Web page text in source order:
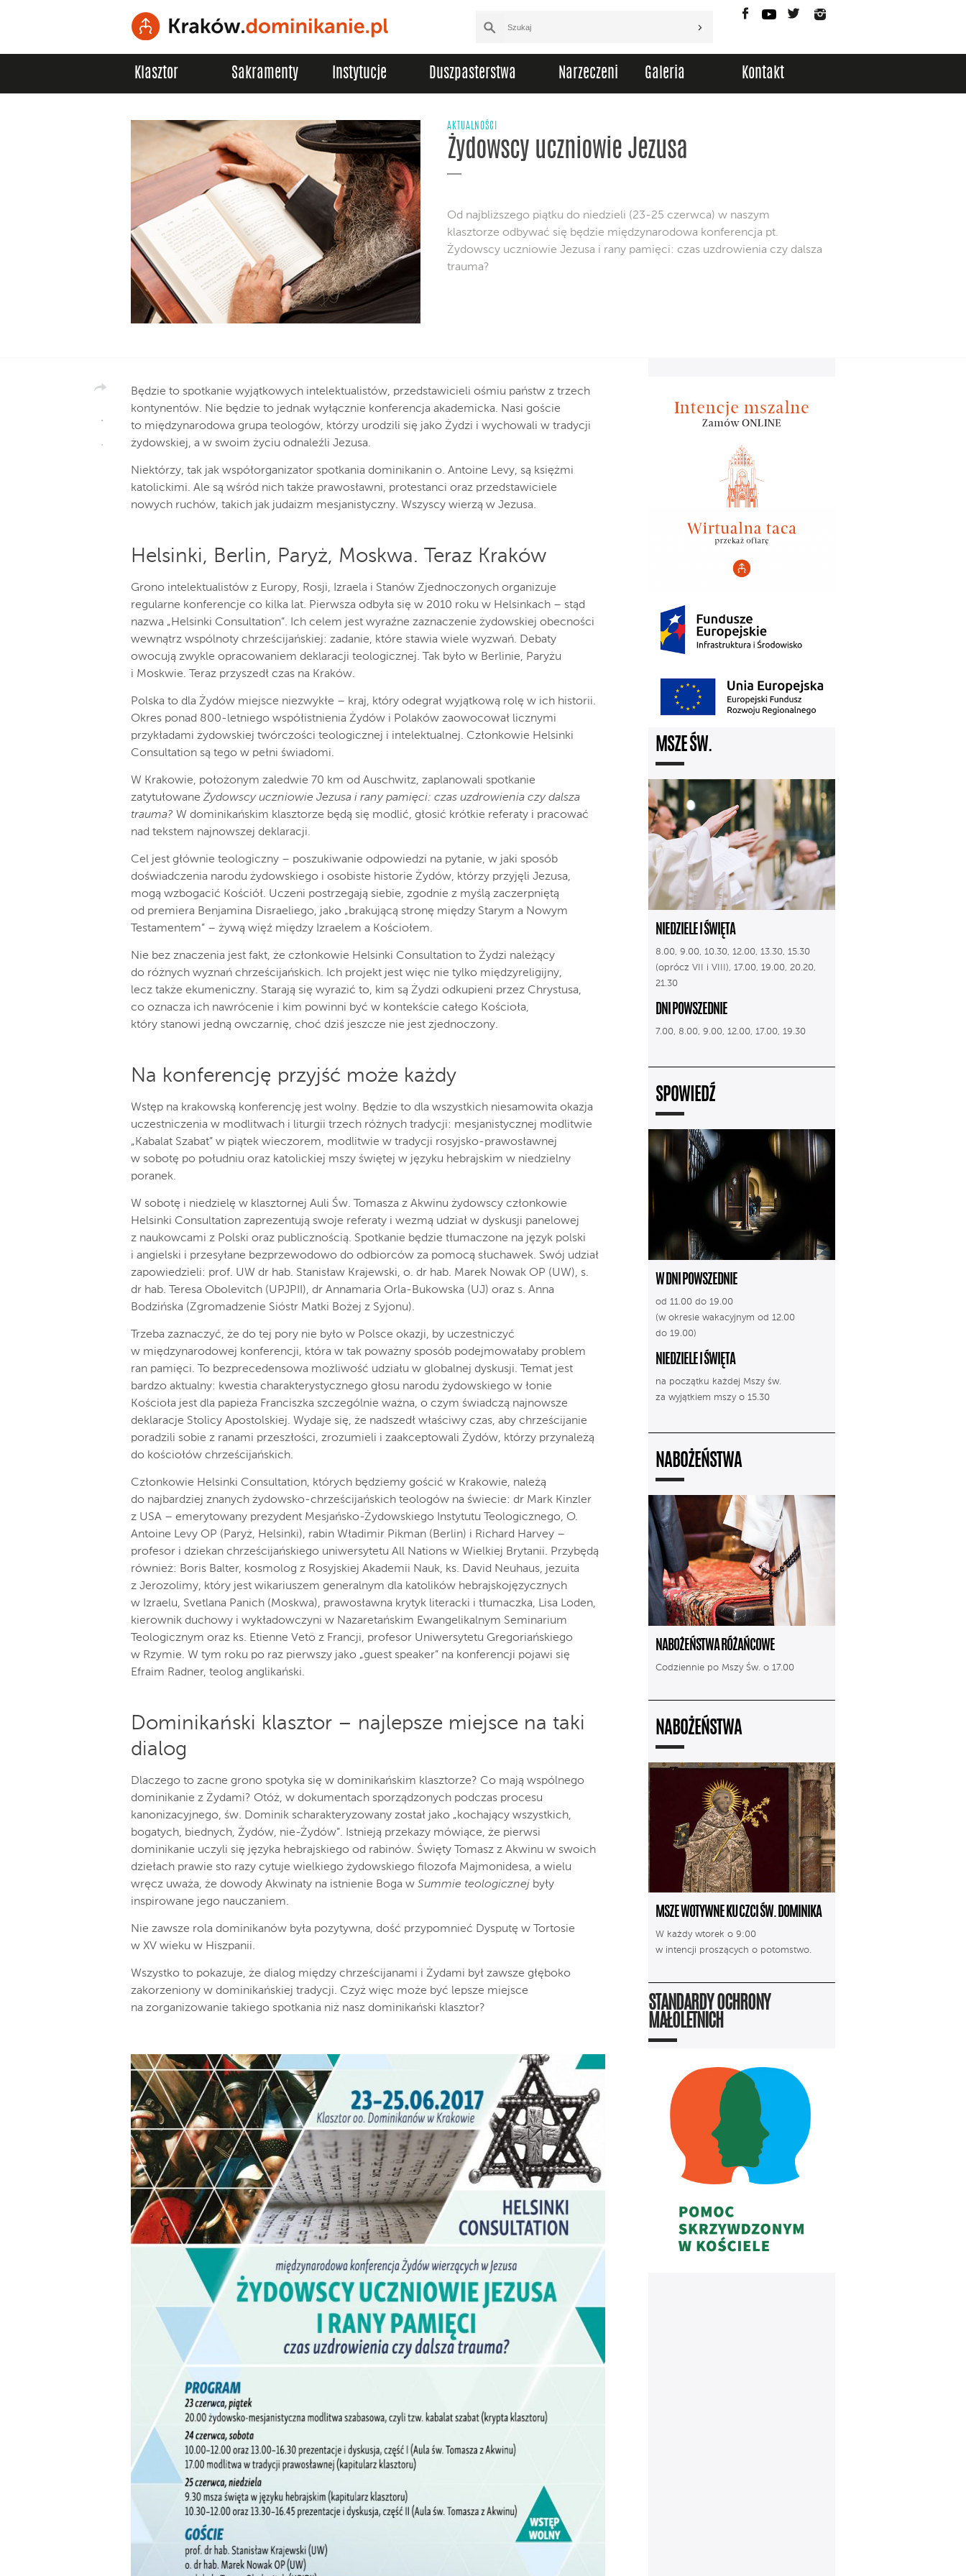
FacebookYouTubeTwitter
Klasztor Sakramenty Instytucje Duszpasterstwa Narzeczeni Galeria Kontakt
AKTUALNOŚCI
Żydowscy uczniowie Jezusa
Od najbliższego piątku do niedzieli (23-25 czerwca) w naszym
klasztorze odbywać się będzie międzynarodowa konferencja pt.
Żydowscy uczniowie Jezusa i rany pamięci: czas uzdrowienia czy dalsza
trauma?
Będzie to spotkanie wyjątkowych intelektualistów, przedstawicieli ośmiu państw z trzech
kontynentów. Nie będzie to jednak wyłącznie konferencja akademicka. Nasi goście
to międzynarodowa grupa teologów, którzy urodzili się jako Żydzi i wychowali w tradycji
żydowskiej, a w swoim życiu odnaleźli Jezusa.
Niektórzy, tak jak współorganizator spotkania dominikanin o. Antoine Levy, są księżmi
katolickimi. Ale są wśród nich także prawosławni, protestanci oraz przedstawiciele
nowych ruchów, takich jak judaizm mesjanistyczny. Wszyscy wierzą w Jezusa.
Helsinki, Berlin, Paryż, Moskwa. Teraz Kraków
Grono intelektualistów z Europy, Rosji, Izraela i Stanów Zjednoczonych organizuje
regularne konferencje co kilka lat. Pierwsza odbyła się w 2010 roku w Helsinkach – stąd
nazwa „Helsinki Consultation”. Ich celem jest wyraźne zaznaczenie żydowskiej obecności
wewnątrz wspólnoty chrześcijańskiej: zadanie, które stawia wiele wyzwań. Debaty
owocują zwykle opracowaniem deklaracji teologicznej. Tak było w Berlinie, Paryżu
i Moskwie. Teraz przyszedł czas na Kraków.
Polska to dla Żydów miejsce niezwykłe – kraj, który odegrał wyjątkową rolę w ich historii.
Okres ponad 800-letniego współistnienia Żydów i Polaków zaowocował licznymi
przykładami żydowskiej twórczości teologicznej i intelektualnej. Członkowie Helsinki
Consultation są tego w pełni świadomi.
W Krakowie, położonym zaledwie 70 km od Auschwitz, zaplanowali spotkanie
zatytułowaneŻydowscy uczniowie Jezusa i rany pamięci: czas uzdrowienia czy dalsza
trauma? W dominikańskim klasztorze będą się modlić, głosić krótkie referaty i pracować
nad tekstem najnowszej deklaracji.
Cel jest głównie teologiczny – poszukiwanie odpowiedzi na pytanie, w jaki sposób
doświadczenia narodu żydowskiego i osobiste historie Żydów, którzy przyjęli Jezusa,
mogą wzbogacić Kościół. Uczeni postrzegają siebie, zgodnie z myślą zaczerpniętą
od premiera Benjamina Disraeliego, jako „brakującą stronę między Starym a Nowym
Testamentem” – żywą więź między Izraelem a Kościołem.
Nie bez znaczenia jest fakt, że członkowie Helsinki Consultation to Żydzi należący
do różnych wyznań chrześcijańskich. Ich projekt jest więc nie tylko międzyreligijny,
lecz także ekumeniczny. Starają się wyrazić to, kim są Żydzi odkupieni przez Chrystusa,
co oznacza ich nawrócenie i kim powinni być w kontekście całego Kościoła,
który stanowi jedną owczarnię, choć dziś jeszcze nie jest zjednoczony.
Na konferencję przyjść może każdy
Wstęp na krakowską konferencję jest wolny. Będzie to dla wszystkich niesamowita okazja
uczestniczenia w modlitwach i liturgii trzech różnych tradycji: mesjanistycznej modlitwie
„Kabalat Szabat” w piątek wieczorem, modlitwie w tradycji rosyjsko-prawosławnej
w sobotę po południu oraz katolickiej mszy świętej w języku hebrajskim w niedzielny
poranek.
W sobotę i niedzielę w klasztornej Auli Św. Tomasza z Akwinu żydowscy członkowie
Helsinki Consultation zaprezentują swoje referaty i wezmą udział w dyskusji panelowej
z naukowcami z Polski oraz publicznością. Spotkanie będzie tłumaczone na język polski
i angielski i przesyłane bezprzewodowo do odbiorców za pomocą słuchawek. Swój udział
zapowiedzieli: prof. UW dr hab. Stanisław Krajewski, o. dr hab. Marek Nowak OP (UW), s.
dr hab. Teresa Obolevitch (UPJPII), dr Annamaria Orla-Bukowska (UJ) oraz s. Anna
Bodzińska (Zgromadzenie Sióstr Matki Bożej z Syjonu).
Trzeba zaznaczyć, że do tej pory nie było w Polsce okazji, by uczestniczyć
w międzynarodowej konferencji, która w tak poważny sposób podejmowałaby problem
ran pamięci. To bezprecedensowa możliwość udziału w globalnej dyskusji. Temat jest
bardzo aktualny: kwestia charakterystycznego głosu narodu żydowskiego w łonie
Kościoła jest dla papieża Franciszka szczególnie ważna, o czym świadczą najnowsze
deklaracje Stolicy Apostolskiej. Wydaje się, że nadszedł właściwy czas, aby chrześcijanie
poradzili sobie z ranami przeszłości, zrozumieli i zaakceptowali Żydów, którzy przynależą
do kościołów chrześcijańskich.
Członkowie Helsinki Consultation, których będziemy gościć w Krakowie, należą
do najbardziej znanych żydowsko-chrześcijańskich teologów na świecie: dr Mark Kinzler
z USA – emerytowany prezydent Mesjańsko-Żydowskiego Instytutu Teologicznego, O.
Antoine Levy OP (Paryż, Helsinki), rabin Władimir Pikman (Berlin) i Richard Harvey –
profesor i dziekan chrześcijańskiego uniwersytetu All Nations w Wielkiej Brytanii. Przybędą
również: Boris Balter, kosmolog z Rosyjskiej Akademii Nauk, ks. David Neuhaus, jezuita
z Jerozolimy, który jest wikariuszem generalnym dla katolików hebrajskojęzycznych
w Izraelu, Svetlana Panich (Moskwa), prawosławna krytyk literacki i tłumaczka, Lisa Loden,
kierownik duchowy i wykładowczyni w Nazaretańskim Ewangelikalnym Seminarium
Teologicznym oraz ks. Etienne Vetö z Francji, profesor Uniwersytetu Gregoriańskiego
w Rzymie. W tym roku po raz pierwszy jako „guest speaker” na konferencji pojawi się
Efraim Radner, teolog anglikański.
Dominikański klasztor – najlepsze miejsce na taki
dialog
Dlaczego to zacne grono spotyka się w dominikańskim klasztorze? Co mają wspólnego
dominikanie z Żydami? Otóż, w dokumentach sporządzonych podczas procesu
kanonizacyjnego, św. Dominik scharakteryzowany został jako „kochający wszystkich,
bogatych, biednych, Żydów, nie-Żydów”. Istnieją przekazy mówiące, że pierwsi
dominikanie uczyli się języka hebrajskiego od rabinów. Święty Tomasz z Akwinu w swoich
dziełach prawie sto razy cytuje wielkiego żydowskiego filozofa Majmonidesa, a wielu
wręcz uważa, że ​dowody Akwinaty na istnienie Boga w Summie teologicznej były
inspirowane jego nauczaniem.
Nie zawsze rola dominikanów była pozytywna, dość przypomnieć Dysputę w Tortosie
w XV wieku w Hiszpanii.
Wszystko to pokazuje, że dialog między chrześcijanami i Żydami był zawsze głęboko
zakorzeniony w dominikańskiej tradycji. Czyż więc może być lepsze miejsce
na zorganizowanie takiego spotkania niż nasz dominikański klasztor?
MSZE ŚW.
NIEDZIELE I ŚWIĘTA
8.00, 9.00, 10.30, 12.00, 13.30, 15.30
(oprócz VII i VIII), 17.00, 19.00, 20.20,
21.30
DNI POWSZEDNIE
7.00, 8.00, 9.00, 12.00, 17.00, 19.30
SPOWIEDŹ
W DNI POWSZEDNIE
od 11.00 do 19.00
(w okresie wakacyjnym od 12.00
do 19.00)
NIEDZIELE I ŚWIĘTA
na początku każdej Mszy św.
za wyjątkiem mszy o 15.30
NABOŻEŃSTWA
NABOŻEŃSTWA RÓŻAŃCOWE
Codziennie po Mszy Św. o 17.00
NABOŻEŃSTWA
MSZE WOTYWNE KU CZCI ŚW. DOMINIKA
W każdy wtorek o 9:00
w intencji proszących o potomstwo.
STANDARDY OCHRONY
MAŁOLETNICH